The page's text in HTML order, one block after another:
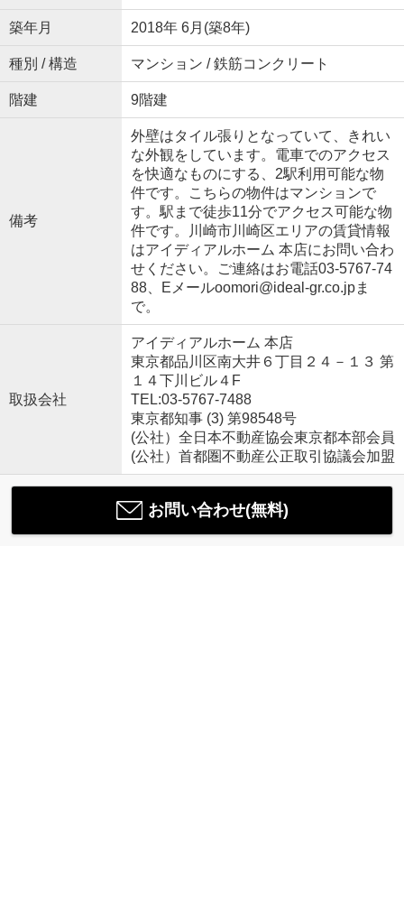
築年月 2018年 6月(築8年)
種別 / 構造 マンション / 鉄筋コンクリート
階建 9階建
備考
外壁はタイル張りとなっていて、きれい
な外観をしています。電車でのアクセス
を快適なものにする、2駅利用可能な物
件です。こちらの物件はマンションで
す。駅まで徒歩11分でアクセス可能な物
件です。川崎市川崎区エリアの賃貸情報
はアイディアルホーム 本店にお問い合わ
せください。ご連絡はお電話03-5767-74
88、Eメールoomori@ideal-gr.co.jpま
で。
取扱会社
アイディアルホーム 本店
東京都品川区南大井６丁目２４－１３ 第
１４下川ビル４F
TEL:03-5767-7488
東京都知事 (3) 第98548号
(公社）全日本不動産協会東京都本部会員
(公社）首都圏不動産公正取引協議会加盟
お問い合わせ(無料)